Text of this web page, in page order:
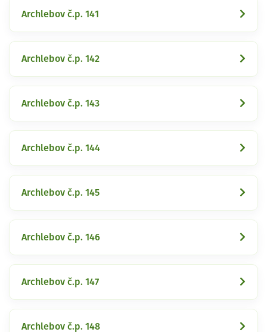
Archlebov č.p. 141
Archlebov č.p. 142
Archlebov č.p. 143
Archlebov č.p. 144
Archlebov č.p. 145
Archlebov č.p. 146
Archlebov č.p. 147
Archlebov č.p. 148